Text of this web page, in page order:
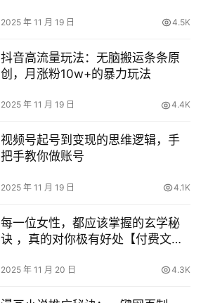
2025 年 11 月 19 日 4.5K
抖音高流量玩法：无脑搬运条条原
创，月涨粉10w+的暴力玩法
2025 年 11 月 19 日 4.4K
视频号起号到变现的思维逻辑，手
把手教你做账号
2025 年 11 月 19 日 4.1K
每一位女性，都应该掌握的玄学秘
诀 ，真的对你极有好处【付费文
2025 年 11 月 20 日 4.3K